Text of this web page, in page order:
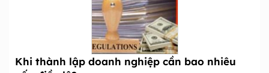
Khi thành lập doanh nghiệp cần bao nhiêu